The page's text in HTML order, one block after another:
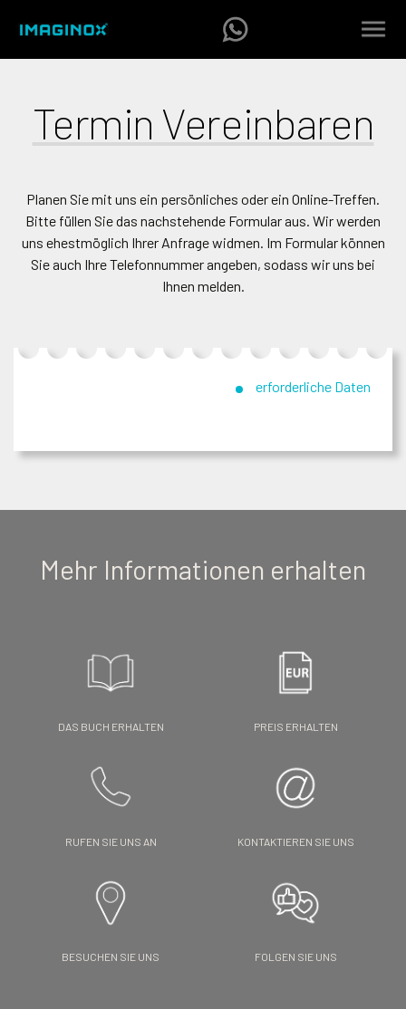
Termin Vereinbaren
Planen Sie mit uns ein persönliches oder ein Online-Treffen.
Bitte füllen Sie das nachstehende Formular aus. Wir werden
uns ehestmöglich Ihrer Anfrage widmen. Im Formular können
Sie auch Ihre Telefonnummer angeben, sodass wir uns bei
Ihnen melden.
erforderliche Daten
Mehr Informationen erhalten
DAS BUCH ERHALTEN PREIS ERHALTEN
RUFEN SIE UNS AN KONTAKTIEREN SIE UNS
BESUCHEN SIE UNS FOLGEN SIE UNS